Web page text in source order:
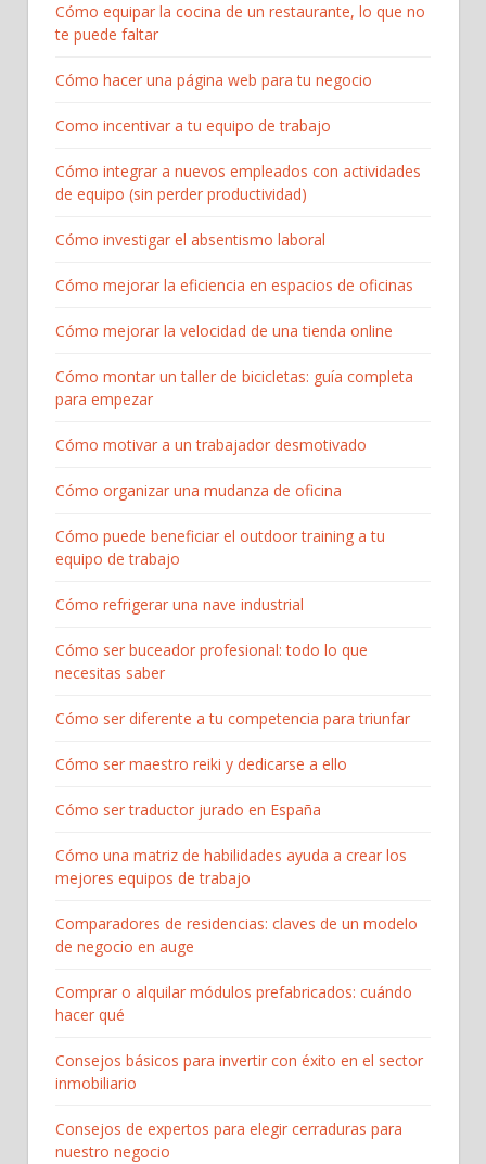
Cómo equipar la cocina de un restaurante, lo que no
te puede faltar
Cómo hacer una página web para tu negocio
Como incentivar a tu equipo de trabajo
Cómo integrar a nuevos empleados con actividades
de equipo (sin perder productividad)
Cómo investigar el absentismo laboral
Cómo mejorar la eficiencia en espacios de oficinas
Cómo mejorar la velocidad de una tienda online
Cómo montar un taller de bicicletas: guía completa
para empezar​
Cómo motivar a un trabajador desmotivado
Cómo organizar una mudanza de oficina
Cómo puede beneficiar el outdoor training a tu
equipo de trabajo
Cómo refrigerar una nave industrial
Cómo ser buceador profesional: todo lo que
necesitas saber
Cómo ser diferente a tu competencia para triunfar
Cómo ser maestro reiki y dedicarse a ello
Cómo ser traductor jurado en España
Cómo una matriz de habilidades ayuda a crear los
mejores equipos de trabajo
Comparadores de residencias: claves de un modelo
de negocio en auge
Comprar o alquilar módulos prefabricados: cuándo
hacer qué
Consejos básicos para invertir con éxito en el sector
inmobiliario
Consejos de expertos para elegir cerraduras para
nuestro negocio